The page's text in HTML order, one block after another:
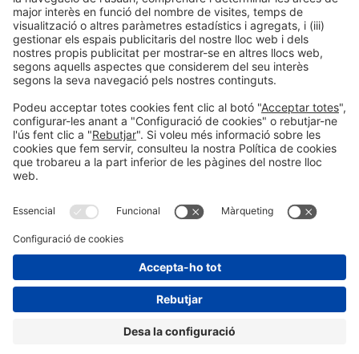
Ponents
PONENT
Jordi Urbea
CEO
Ogilvy
Organitzadors